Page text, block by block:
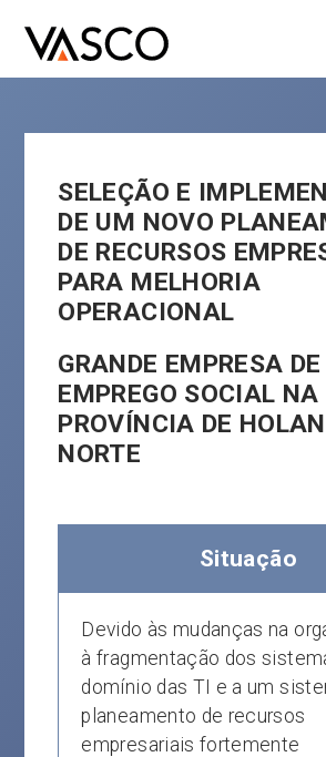
SELEÇÃO E
DE UM NOVO
DE RECURSOS
PARA MELHORIA
OPERACIONAL
GRANDE EMPRESA DE
EMPREGO SOCIAL NA
PROVÍNCIA DE
NORTE
Situação
Devido às mudanças na
à fragmentação dos
domínio das TI e a um
planeamento de recursos
empresariais fortemente